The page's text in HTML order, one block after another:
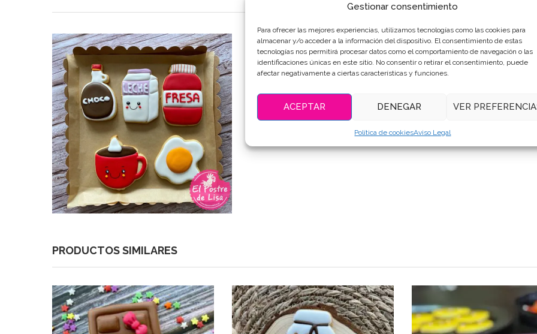
Gestionar consentimiento
Para ofrecer las mejores experiencias, utilizamos tecnologías como las cookies para
almacenar y/o acceder a la información del dispositivo. El consentimiento de estas
tecnologías nos permitirá procesar datos como el comportamiento de navegación o las
identificaciones únicas en este sitio. No consentir o retirar el consentimiento, puede
afectar negativamente a ciertas características y funciones.
ACEPTAR DENEGAR VER
Política de cookiesAviso Legal
PRODUCTOS SIMILARES